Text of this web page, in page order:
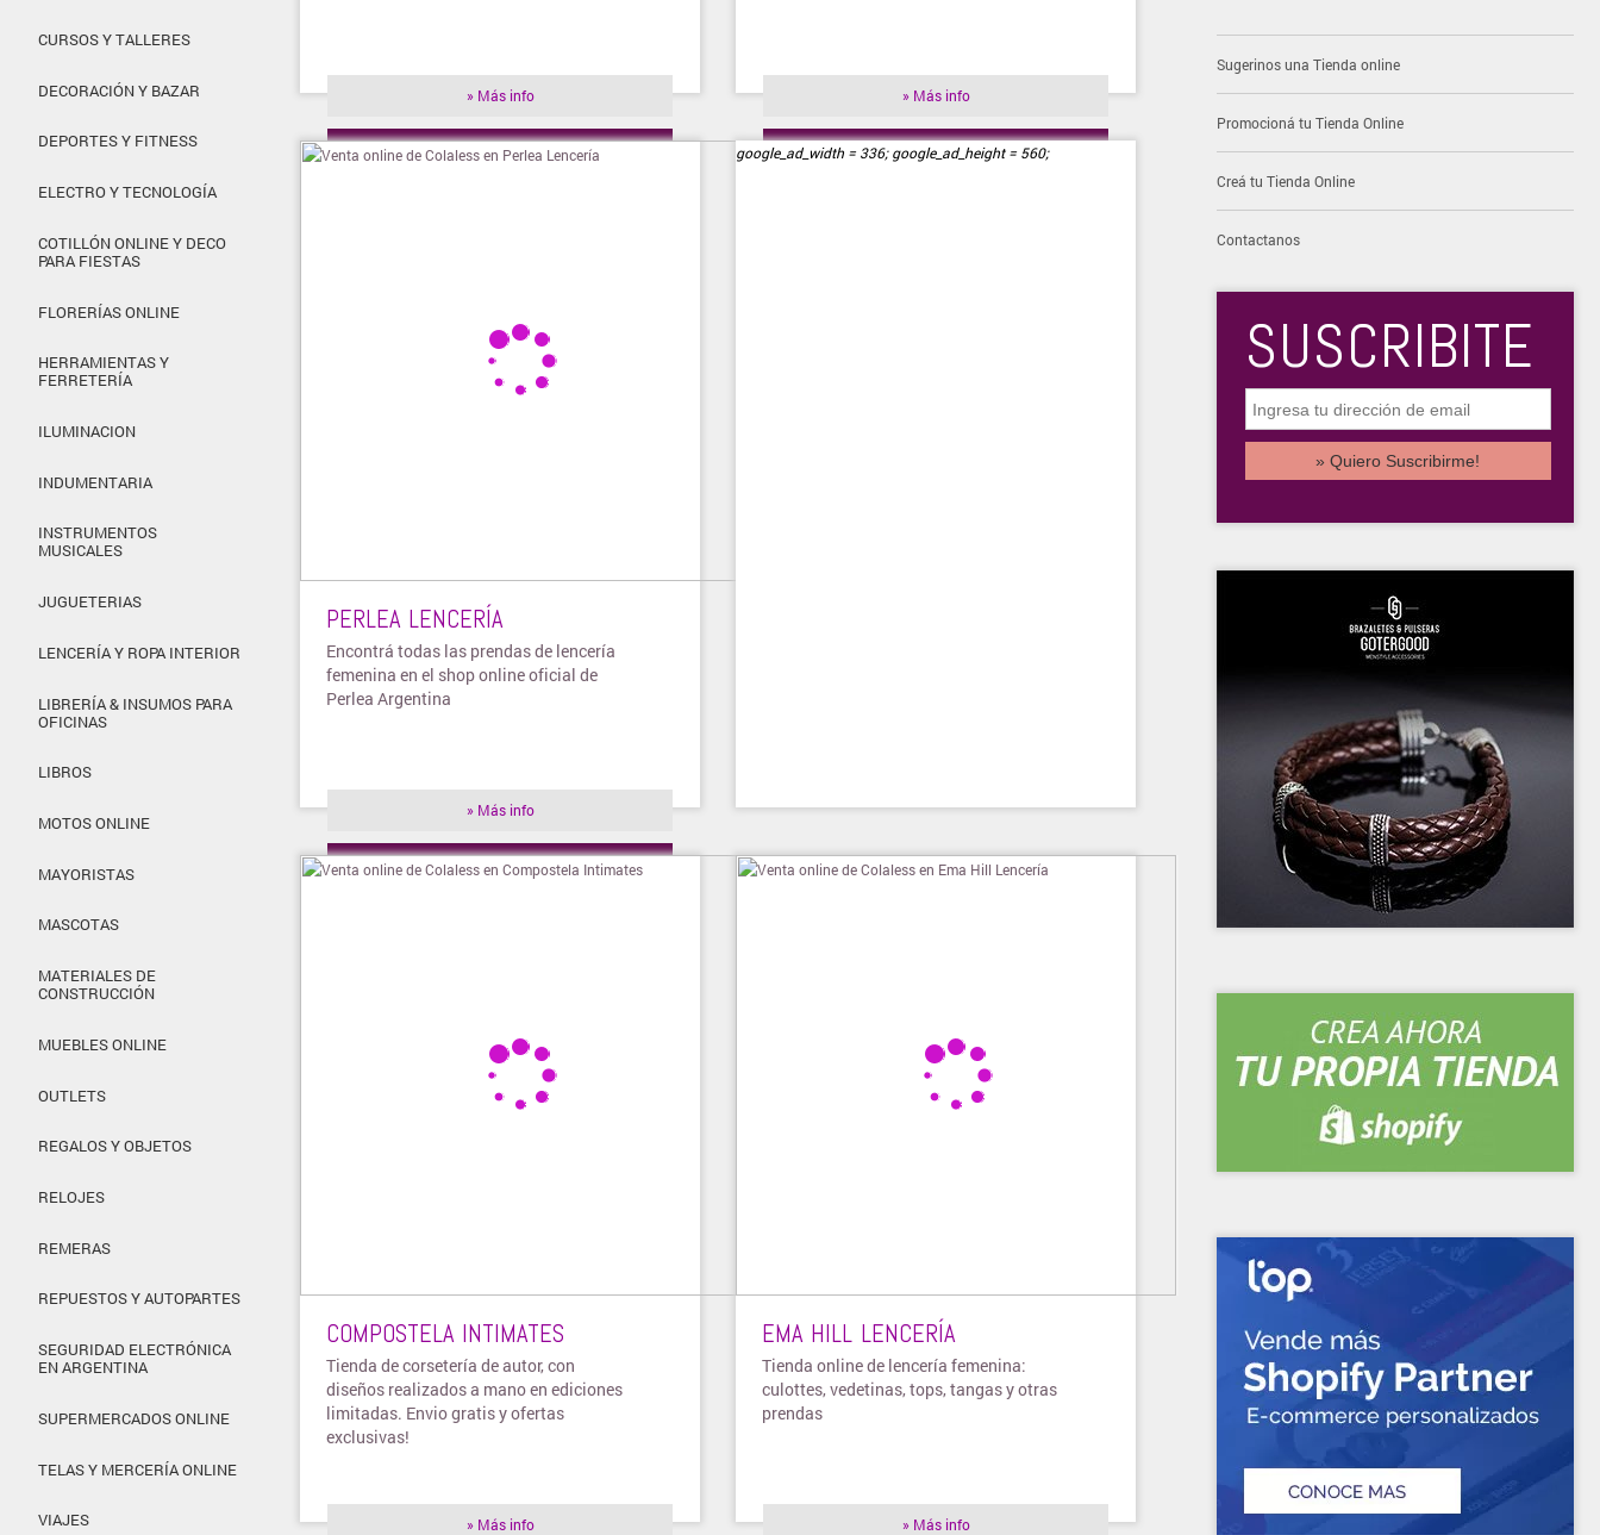
CURSOS Y TALLERES
DECORACIÓN Y BAZAR
DEPORTES Y FITNESS
ELECTRO Y TECNOLOGÍA
COTILLÓN ONLINE Y DECO
PARA FIESTAS
FLORERÍAS ONLINE
HERRAMIENTAS Y
FERRETERÍA
ILUMINACION
INDUMENTARIA
INSTRUMENTOS
MUSICALES
JUGUETERIAS
LENCERÍA Y ROPA INTERIOR
LIBRERÍA & INSUMOS PARA
OFICINAS
LIBROS
MOTOS ONLINE
MAYORISTAS
MASCOTAS
MATERIALES DE
CONSTRUCCIÓN
MUEBLES ONLINE
OUTLETS
REGALOS Y OBJETOS
RELOJES
REMERAS
REPUESTOS Y AUTOPARTES
SEGURIDAD ELECTRÓNICA
EN ARGENTINA
SUPERMERCADOS ONLINE
TELAS Y MERCERÍA ONLINE
VIAJES
» Más info
» Visitar tienda
» Más info
» Visitar tienda
PERLEA LENCERÍA
Encontrá todas las prendas de lencería
femenina en el shop online oficial de
Perlea Argentina
» Más info
» Visitar tienda
google_ad_width = 336; google_ad_height = 560;
COMPOSTELA INTIMATES
Tienda de corsetería de autor, con
diseños realizados a mano en ediciones
limitadas. Envio gratis y ofertas
exclusivas!
» Más info
EMA HILL LENCERÍA
Tienda online de lencería femenina:
culottes, vedetinas, tops, tangas y otras
prendas
» Más info
Sugerinos una Tienda online
Promocioná tu Tienda Online
Creá tu Tienda Online
Contactanos
SUSCRIBITE